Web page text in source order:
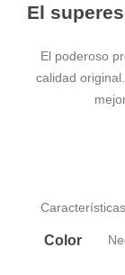
El
El poderoso
calidad
Características
Color